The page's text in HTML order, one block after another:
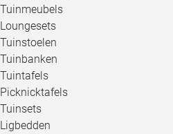
Tuinmeubels
Loungesets
Tuinstoelen
Tuinbanken
Tuintafels
Picknicktafels
Tuinsets
Ligbedden